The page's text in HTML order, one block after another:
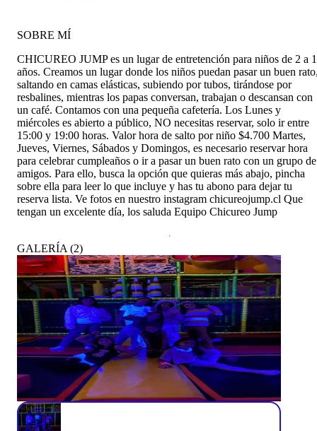
SOBRE MÍ
CHICUREO JUMP es un lugar de entretención para niños de 2 a
años. Creamos un lugar donde los niños puedan pasar un buen
saltando en camas elásticas, subiendo por tubos, tirándose por
resbalines, mientras los papas conversan, trabajan o descansan con
un café. Contamos con una pequeña cafetería. Los Lunes y
miércoles es abierto a público, NO necesitas reservar, solo ir entre
15:00 y 19:00 horas. Valor hora de salto por niño $4.700 Martes,
Jueves, Viernes, Sábados y Domingos, es necesario reservar hora
para celebrar cumpleaños o ir a pasar un buen rato con un grupo de
amigos. Para ello, busca la opción que quieras más abajo, pincha
sobre ella para leer lo que incluye y has tu abono para dejar tu
reserva lista. Ve fotos en nuestro instagram chicureojump.cl Que
tengan un excelente día, los saluda Equipo Chicureo Jump
GALERÍA (2)